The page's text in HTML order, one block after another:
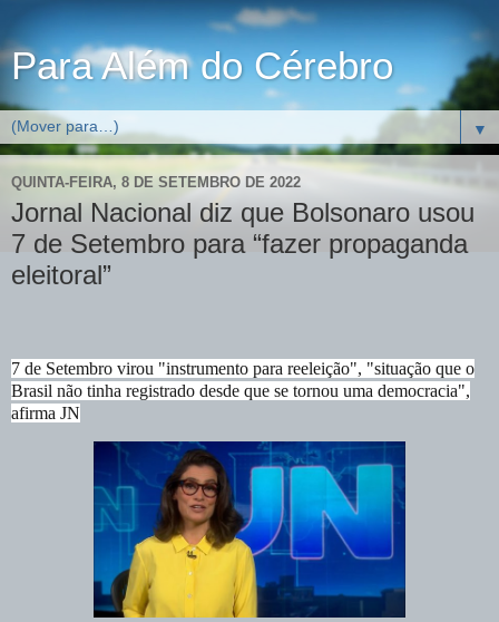
Para Além do Cérebro
▼
QUINTA-FEIRA, 8 DE SETEMBRO DE 2022
Jornal Nacional diz que Bolsonaro usou
7 de Setembro para “fazer propaganda
eleitoral”
7 de Setembro virou "instrumento para reeleição", "situação que o
Brasil não tinha registrado desde que se tornou uma democracia",
afirma JN